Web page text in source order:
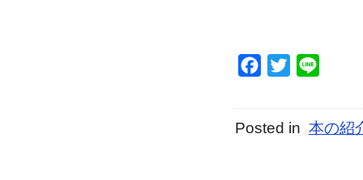
Facebook
Twitter
Posted in 本の紹